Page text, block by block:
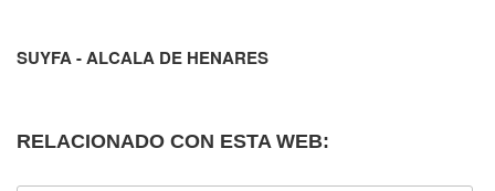
SUYFA - ALCALA DE HENARES
RELACIONADO CON ESTA WEB: